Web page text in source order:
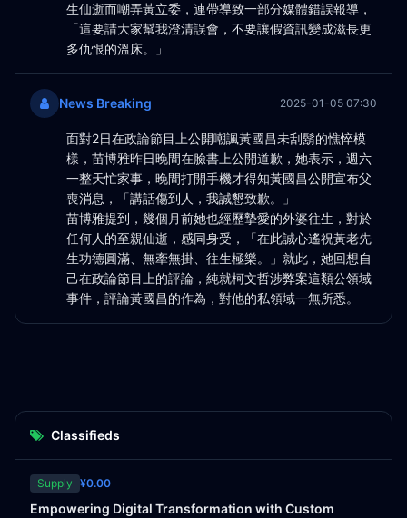
生仙逝而嘲弄黃立委，連帶導致一部分媒體錯誤報導，
「這要請大家幫我澄清誤會，不要讓假資訊變成滋長更
多仇恨的溫床。」
News Breaking 2025-01-05 07:30
面對2日在政論節目上公開嘲諷黃國昌未刮鬍的憔悴模
樣，苗博雅昨日晚間在臉書上公開道歉，她表示，週六
一整天忙家事，晚間打開手機才得知黃國昌公開宣布父
喪消息，「講話傷到人，我誠懇致歉。」
苗博雅提到，幾個月前她也經歷摯愛的外婆往生，對於
任何人的至親仙逝，感同身受，「在此誠心遙祝黃老先
生功德圓滿、無牽無掛、往生極樂。」就此，她回想自
己在政論節目上的評論，純就柯文哲涉弊案這類公領域
事件，評論黃國昌的作為，對他的私領域一無所悉。
Classifieds
Supply ¥0.00
Empowering Digital Transformation with Custom